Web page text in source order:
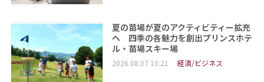
夏の苗場が夏のアクティビティー拡充
へ 四季の各魅力を創出プリンスホテ
ル・苗場スキー場
2026.08.07 10:21 経済/ビジネス